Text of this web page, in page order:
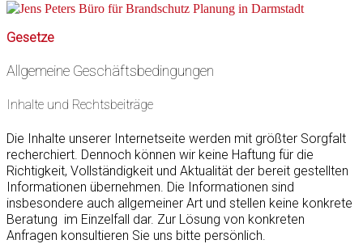
Gesetze
Allgemeine Geschäftsbedingungen
Inhalte und Rechtsbeiträge
Die Inhalte unserer Internetseite werden mit größter Sorgfalt
recherchiert. Dennoch können wir keine Haftung für die
Richtigkeit, Vollständigkeit und Aktualität der bereit gestellten
Informationen übernehmen. Die Informationen sind
insbesondere auch allgemeiner Art und stellen keine konkrete
Beratung im Einzelfall dar. Zur Lösung von konkreten
Anfragen konsultieren Sie uns bitte persönlich.